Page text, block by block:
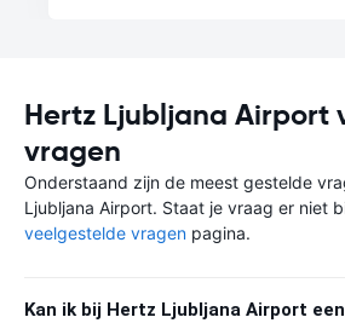
Hertz Ljubljana Airport
vragen
Onderstaand zijn de meest gestelde
Ljubljana Airport. Staat je vraag er niet
veelgestelde vragen pagina.
Kan ik bij Hertz Ljubljana Airport